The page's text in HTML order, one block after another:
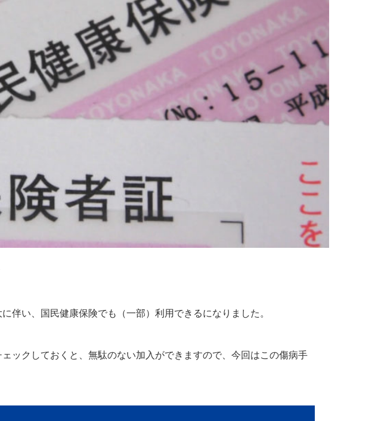
伴い、国民健康保険でも（一部）利用できるになりました。
ックしておくと、無駄のない加入ができますので、今回はこの傷病手